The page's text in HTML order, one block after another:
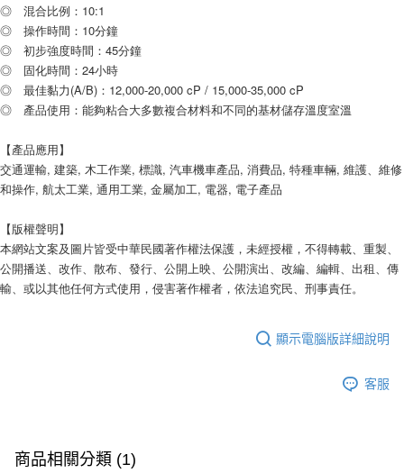
◎ 混合比例：10:1
◎ 操作時間：10分鐘
◎ 初步強度時間：45分鐘
◎ 固化時間：24小時
◎ 最佳黏力(A/B)：12,000-20,000 cP / 15,000-35,000 cP
◎ 產品使用：能夠粘合大多數複合材料和不同的基材儲存溫度室溫
【產品應用】
交通運輸, 建築, 木工作業, 標識, 汽車機車產品, 消費品, 特種車輛, 維護、維修
和操作, 航太工業, 通用工業, 金屬加工, 電器, 電子產品
【版權聲明】
本網站文案及圖片皆受中華民國著作權法保護，未經授權，不得轉載、重製、
公開播送、改作、散布、發行、公開上映、公開演出、改編、編輯、出租、傳
輸、或以其他任何方式使用，侵害著作權者，依法追究民、刑事責任。
顯示電腦版詳細說明
客服
商品相關分類 (1)